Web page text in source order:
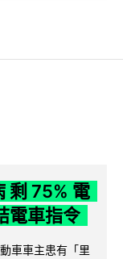
剩 75% 電
電車指令
車車主患有「里